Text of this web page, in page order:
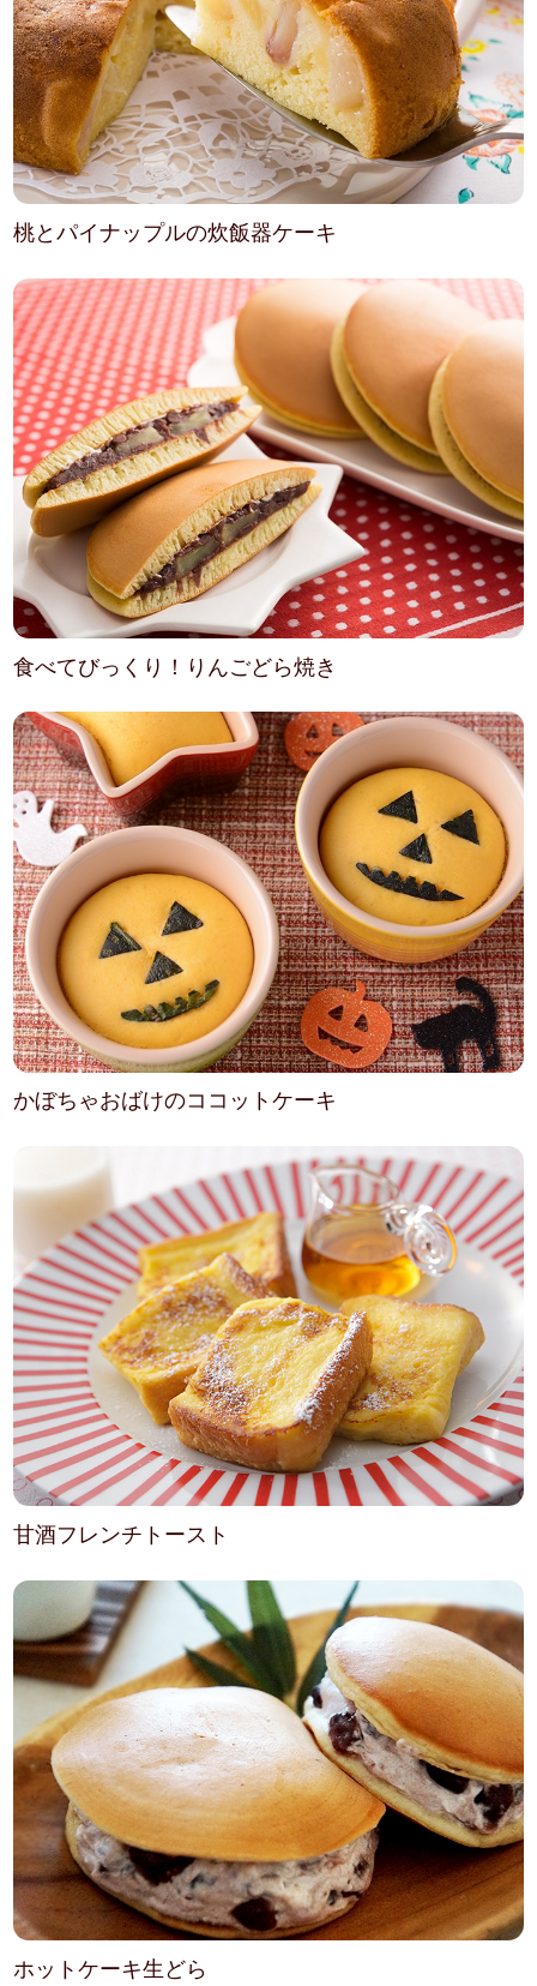
桃とパイナップルの炊飯器ケーキ
食べてびっくり！りんごどら焼き
かぼちゃおばけのココットケーキ
甘酒フレンチトースト
ホットケーキ生どら